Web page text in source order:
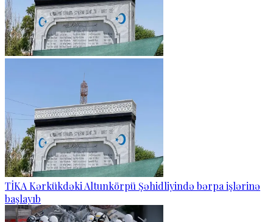
TİKA Kərkükdəki Altunkörpü Şəhidliyində bərpa işlərinə
başlayıb